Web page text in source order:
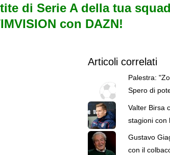
di Serie A della tua
con DAZN!
Articoli correlati
Palestra:
Spero di
Valter Birsa
stagioni con
Gustavo
con il